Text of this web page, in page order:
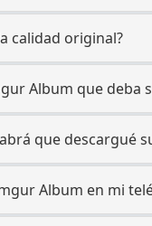
calidad original?
Album que deba
que descargué
Album en mi